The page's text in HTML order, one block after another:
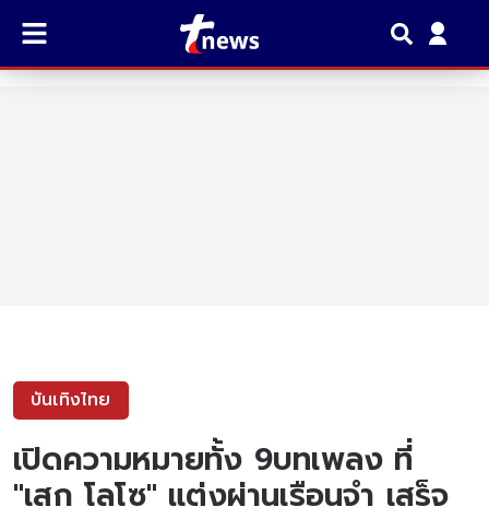
บันเทิงไทย
เปิดความหมายทั้ง 9บทเพลง ที่
"เสก โลโซ" แต่งผ่านเรือนจำ เสร็จ